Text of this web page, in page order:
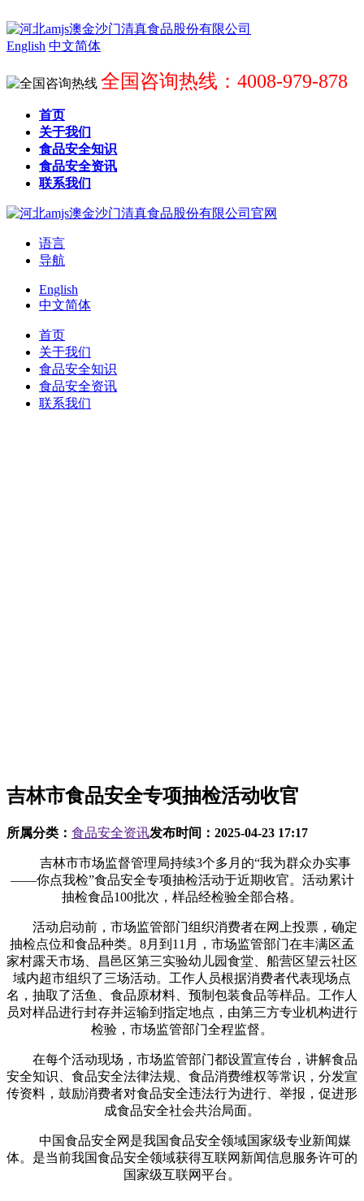
English 中文简体
全国咨询热线：4008-979-878
首页
关于我们
食品安全知识
食品安全资讯
联系我们
语言
导航
English
中文简体
首页
关于我们
食品安全知识
食品安全资讯
联系我们
吉林市食品安全专项抽检活动收官
所属分类： 食品安全资讯发布时间： 2025-04-23 17:17
吉林市市场监督管理局持续3个多月的“我为群众办实事
——你点我检”食品安全专项抽检活动于近期收官。活动累计
抽检食品100批次，样品经检验全部合格。
活动启动前，市场监管部门组织消费者在网上投票，确定
抽检点位和食品种类。8月到11月，市场监管部门在丰满区孟
家村露天市场、昌邑区第三实验幼儿园食堂、船营区望云社区
域内超市组织了三场活动。工作人员根据消费者代表现场点
名，抽取了活鱼、食品原材料、预制包装食品等样品。工作人
员对样品进行封存并运输到指定地点，由第三方专业机构进行
检验，市场监管部门全程监督。
在每个活动现场，市场监管部门都设置宣传台，讲解食品
安全知识、食品安全法律法规、食品消费维权等常识，分发宣
传资料，鼓励消费者对食品安全违法行为进行、举报，促进形
成食品安全社会共治局面。
中国食品安全网是我国食品安全领域国家级专业新闻媒
体。是当前我国食品安全领域获得互联网新闻信息服务许可的
国家级互联网平台。